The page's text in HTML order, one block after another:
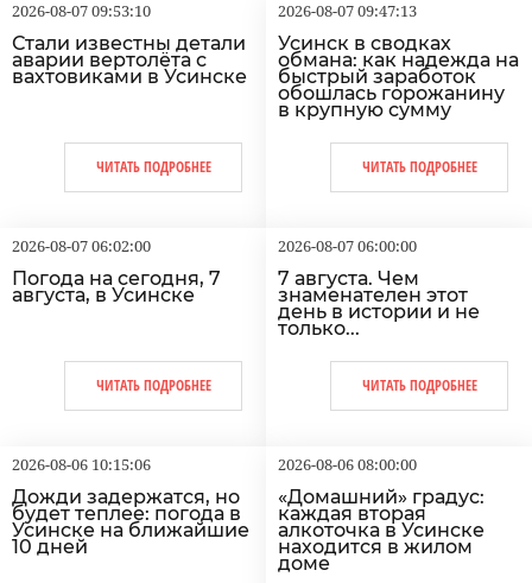
2026-08-07 09:53:10
Стали известны детали
аварии вертолёта с
вахтовиками в Усинске
ЧИТАТЬ ПОДРОБНЕЕ
2026-08-07 09:47:13
Усинск в сводках
обмана: как надежда на
быстрый заработок
обошлась горожанину
в крупную сумму
ЧИТАТЬ ПОДРОБНЕЕ
2026-08-07 06:02:00
Погода на сегодня, 7
августа, в Усинске
ЧИТАТЬ ПОДРОБНЕЕ
2026-08-07 06:00:00
7 августа. Чем
знаменателен этот
день в истории и не
только...
ЧИТАТЬ ПОДРОБНЕЕ
2026-08-06 10:15:06
Дожди задержатся, но
будет теплее: погода в
Усинске на ближайшие
10 дней
2026-08-06 08:00:00
«Домашний» градус:
каждая вторая
алкоточка в Усинске
находится в жилом
доме